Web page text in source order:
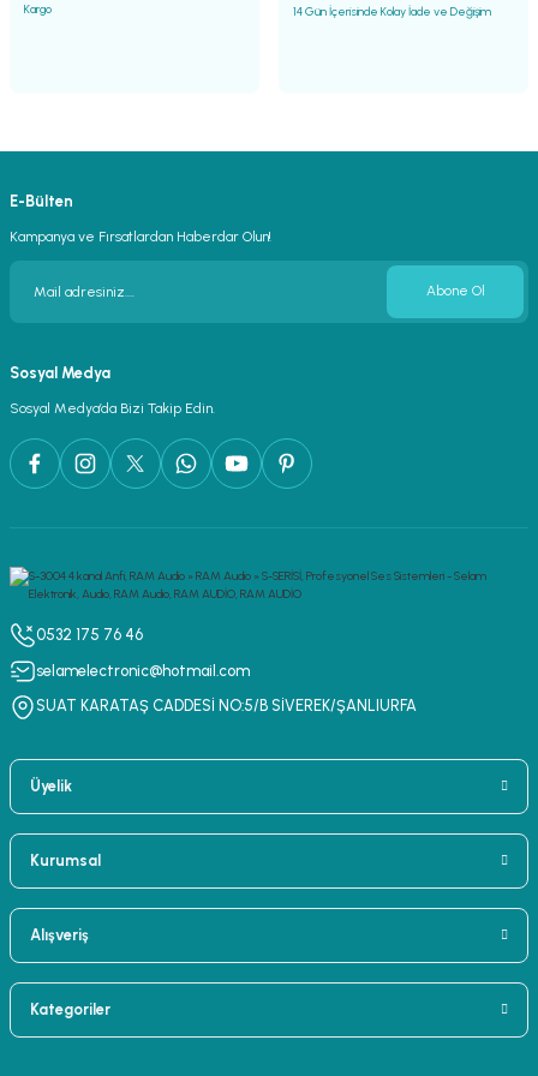
Kargo
14 Gün İçerisinde Kolay İade ve Değişim
E-Bülten
Kampanya ve Fırsatlardan Haberdar Olun!
Abone Ol
Sosyal Medya
Sosyal Medya’da Bizi Takip Edin.
0532 175 76 46
selamelectronic@hotmail.com
SUAT KARATAŞ CADDESİ NO:5/B SİVEREK/ŞANLIURFA
Üyelik
Kurumsal
Alışveriş
Kategoriler